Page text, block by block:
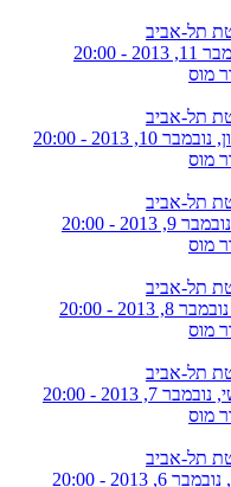
תל-אביב
- 20:00
מוס
תל-אביב
10, 2013 - 20:00
מוס
תל-אביב
2013 - 20:00
מוס
תל-אביב
2013 - 20:00
מוס
תל-אביב
7, 2013 - 20:00
מוס
תל-אביב
6, 2013 - 20:00